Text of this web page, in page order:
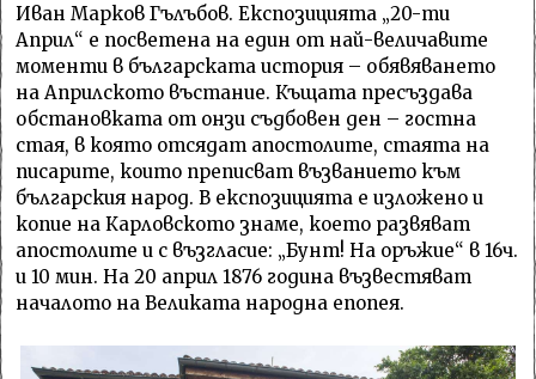
Иван Марков Гълъбов. Експозицията „20-ти
Април“ е посветена на един от най-величавите
моменти в българската история – обявяването
на Априлското въстание. Къщата пресъздава
обстановката от онзи съдбовен ден – гостна
стая, в която отсядат апостолите, стаята на
писарите, които преписват възванието към
българския народ. В експозицията е изложено и
копие на Карловското знаме, което развяват
апостолите и с възгласие: „Бунт! На оръжие“ в 16ч.
и 10 мин. На 20 април 1876 година възвестяват
началото на Великата народна епопея.